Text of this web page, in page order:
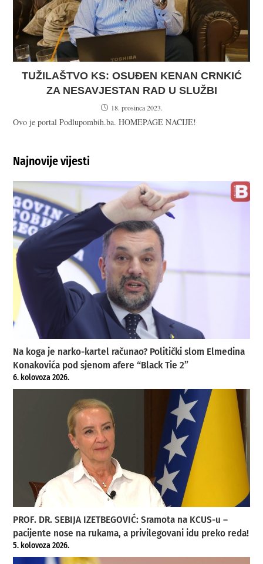
TUŽILAŠTVO KS: OSUĐEN KENAN CRNKIĆ
ZA NESAVJESTAN RAD U SLUŽBI
18. prosinca 2023.
Ovo je portal Podlupombih.ba. HOMEPAGE NACIJE!
Najnovije vijesti
Na koga je narko-kartel računao? Politički slom Elmedina
Konakovića pod sjenom afere “Black Tie 2”
6. kolovoza 2026.
PROF. DR. SEBIJA IZETBEGOVIĆ: Sramota na KCUS-u –
pacijente nose na rukama, a privilegovani idu preko reda!
5. kolovoza 2026.